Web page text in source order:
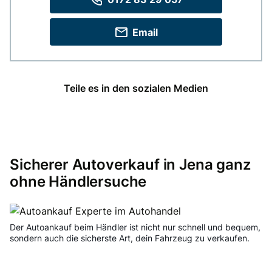
Sicherer Autoverkauf in Jena ganz
ohne Händlersuche
Der Autoankauf beim Händler ist nicht nur schnell und bequem,
sondern auch die sicherste Art, dein Fahrzeug zu verkaufen.
Email
Teile es in den sozialen Medien